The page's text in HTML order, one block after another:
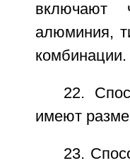
включают
алюминия,
комбинации.
22.
имеют
23.